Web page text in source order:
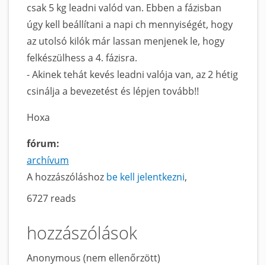
csak 5 kg leadni valód van. Ebben a fázisban
úgy kell beállítani a napi ch mennyiségét, hogy
az utolsó kilók már lassan menjenek le, hogy
felkészülhess a 4. fázisra.
- Akinek tehát kevés leadni valója van, az 2 hétig
csinálja a bevezetést és lépjen tovább!!
Hoxa
fórum:
archívum
A hozzászóláshoz be kell jelentkezni
6727 reads
hozzászólások
Anonymous (nem ellenőrzött)